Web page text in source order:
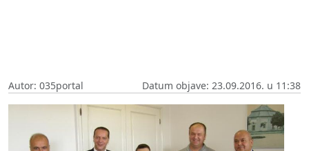
Autor: 035portal Datum objave: 23.09.2016. u 11:38